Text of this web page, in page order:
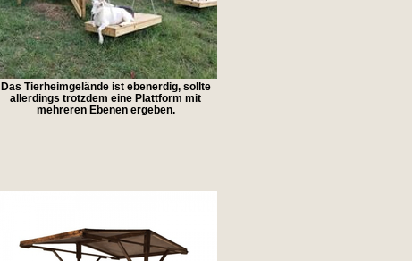
Das Tierheimgelände ist ebenerdig, sollte
allerdings trotzdem eine Plattform mit
mehreren Ebenen ergeben.